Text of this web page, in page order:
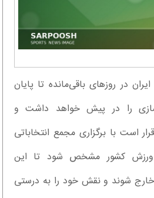
در روزهای باقی‌مانده تا پایان
را در پیش خواهد داشت و
است با برگزاری مجمع انتخاباتی
ورزش کشور مشخص شود تا این
خارج شوند و نقش خود را به درستی